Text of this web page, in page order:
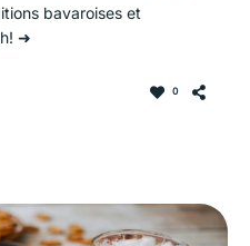
bavaroises et
➜
0